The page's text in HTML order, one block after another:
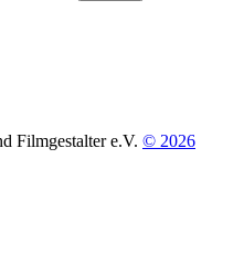
Filmgestalter e.V. © 2026